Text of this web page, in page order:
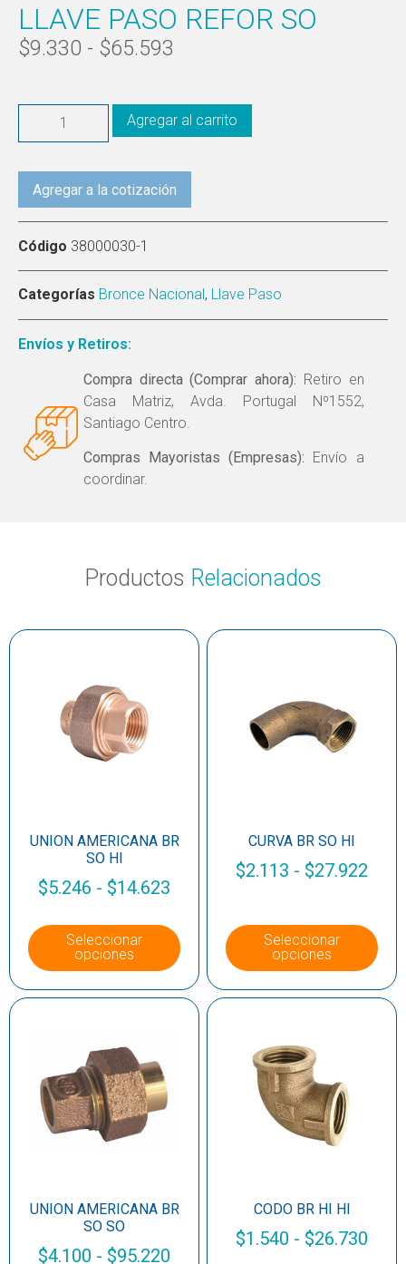
LLAVE PASO REFOR SO
$9.330 - $65.593
Agregar al carrito
Agregar a la cotización
Código 38000030-1
Categorías Bronce Nacional , Llave Paso
Envíos y Retiros:
Compra directa (Comprar ahora): Retiro en
Casa Matriz, Avda. Portugal Nº1552,
Santiago Centro.
Compras Mayoristas (Empresas): Envío a
coordinar.
Productos Relacionados
UNION AMERICANA BR
SO HI
$5.246 - $14.623
Seleccionar
opciones
CURVA BR SO HI
$2.113 - $27.922
Seleccionar
opciones
UNION AMERICANA BR
SO SO
$4.100 - $95.220
CODO BR HI HI
$1.540 - $26.730